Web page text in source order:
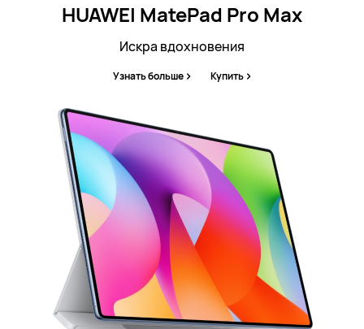
HUAWEI MatePad Pro Max
Искра вдохновения
Узнать больше Купить